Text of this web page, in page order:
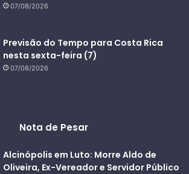
07/08/2026
Previsão do Tempo para Costa Rica
nesta sexta-feira (7)
07/08/2026
Nota de Pesar
Alcinópolis em Luto: Morre Aldo de
Oliveira, Ex-Vereador e Servidor Público